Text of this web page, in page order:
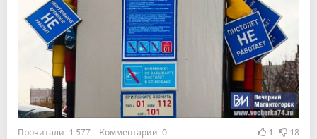
Прочитали: 1 577 Комментарии: 0 1 18